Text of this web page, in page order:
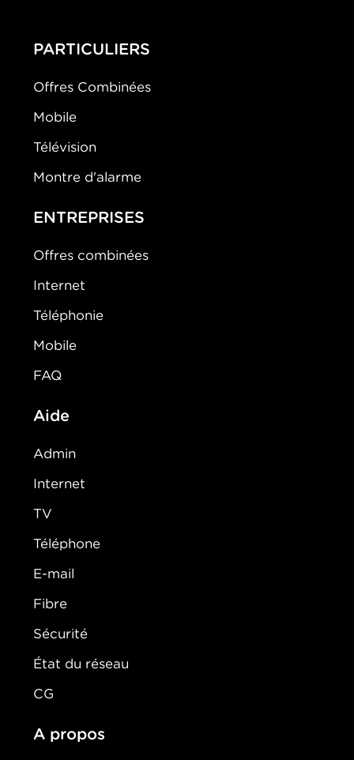
PARTICULIERS
Offres Combinées
Mobile
Télévision
Montre d'alarme
ENTREPRISES
Offres combinées
Internet
Téléphonie
Mobile
FAQ
Aide
Admin
Internet
TV
Téléphone
E-mail
Fibre
Sécurité
État du réseau
CG
A propos